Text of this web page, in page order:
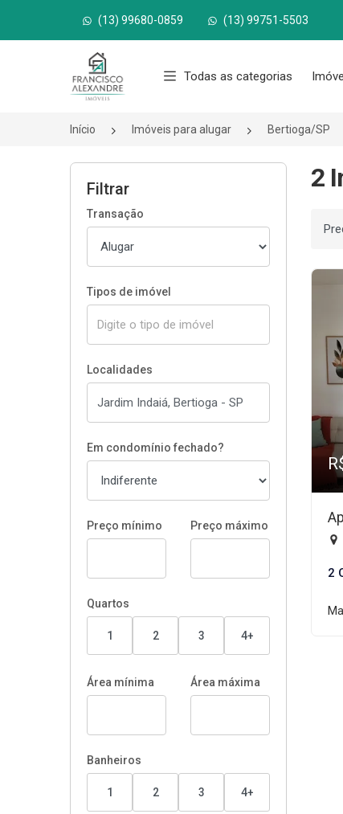
(13) 99680-0859 (13) 99751-5503
Página inicial
Todas as categorias
Início Imóveis para alugar Bertioga/SP
Filtrar
Transação
Tipos de imóvel
Localidades
Em condomínio fechado?
Preço mínimo Preço máximo
Quartos
1 2 3 4+
Área mínima Área máxima
Banheiros
1 2 3 4+
2
2